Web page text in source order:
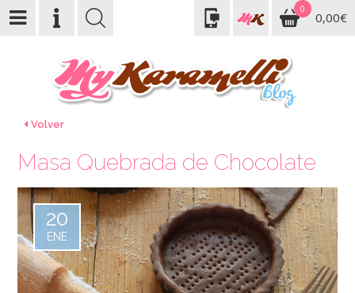
0
0,00€
Volver
Masa Quebrada de Chocolate
20
ENE